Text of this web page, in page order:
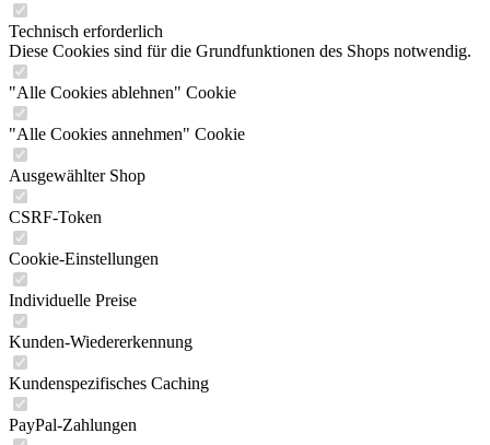
Technisch erforderlich
Diese Cookies sind für die Grundfunktionen des Shops notwendig.
"Alle Cookies ablehnen" Cookie
"Alle Cookies annehmen" Cookie
Ausgewählter Shop
CSRF-Token
Cookie-Einstellungen
Individuelle Preise
Kunden-Wiedererkennung
Kundenspezifisches Caching
PayPal-Zahlungen